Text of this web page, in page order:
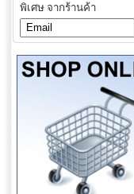
พิเศษ จากร้านค้า